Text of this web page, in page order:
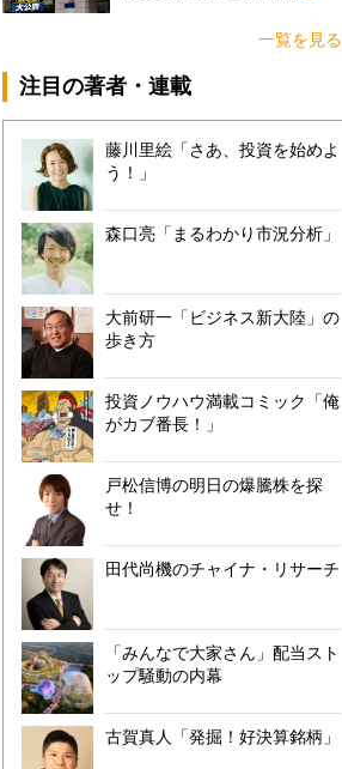
一覧を見る
注目の著者・連載
藤川里絵「さあ、投資を始めよ
う！」
森口亮「まるわかり市況分析」
大前研一「ビジネス新大陸」の
歩き方
投資ノウハウ満載コミック「俺
がカブ番長！」
戸松信博の明日の爆騰株を探
せ！
田代尚機のチャイナ・リサーチ
「みんなで大家さん」配当スト
ップ騒動の内幕
古賀真人「発掘！好決算銘柄」